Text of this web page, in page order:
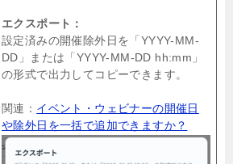
エクスポート：
設定済みの開催除外日を「YYYY-MM-
DD」または「YYYY-MM-DD hh:mm」
の形式で出力してコピーできます。
関連： イベント・ウェビナーの開催日
や除外日を一括で追加できますか？